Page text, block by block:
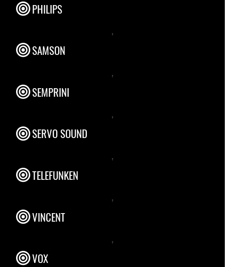
PHILIPS
,
SAMSON
,
SEMPRINI
,
SERVO SOUND
,
TELEFUNKEN
,
VINCENT
,
VOX